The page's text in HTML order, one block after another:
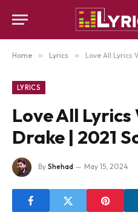
Home » Lyrics » Love All Lyrics
LYRICS
Love All
Drake | 2021
By Shehad May 15, 2024